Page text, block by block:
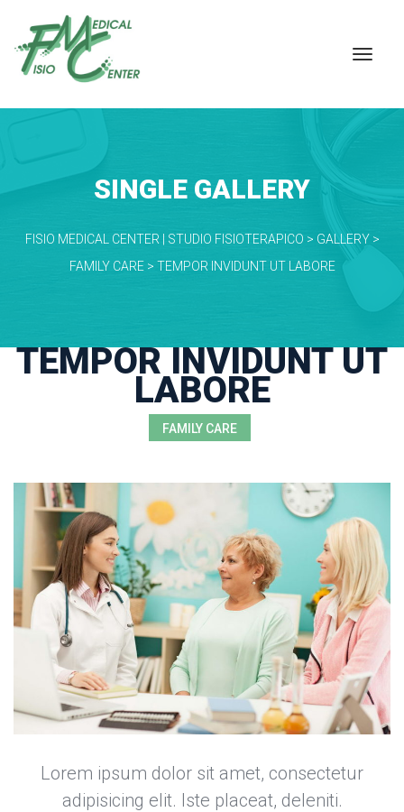
SINGLE GALLERY
FISIO MEDICAL CENTER | STUDIO FISIOTERAPICO > GALLERY >
FAMILY CARE > TEMPOR INVIDUNT UT LABORE
TEMPOR INVIDUNT UT
LABORE
FAMILY CARE
Lorem ipsum dolor sit amet, consectetur
adipisicing elit. Iste placeat, deleniti.